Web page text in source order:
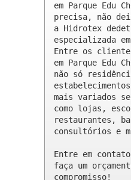
em Parque Edu
precisa, não
a Hidrotex
especializada
Entre os
em Parque Edu
não só
mais variados
como lojas,
restaurantes,
consultórios e
Entre em
faça um
compromisso!